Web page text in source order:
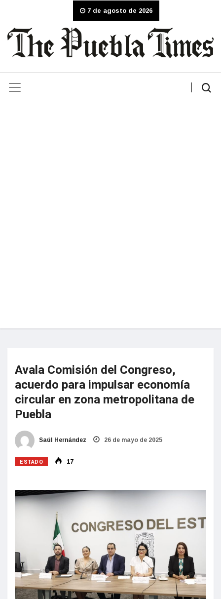
7 de agosto de 2026
Avala Comisión del Congreso,
acuerdo para impulsar economía
circular en zona metropolitana de
Puebla
Saúl Hernández 26 de mayo de 2025
ESTADO 17